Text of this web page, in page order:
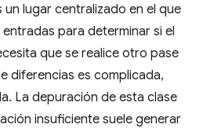
lugar centralizado en el que
para determinar si el
que se realice otro pase
diferencias es complicada,
La depuración de esta clase
insuficiente suele generar